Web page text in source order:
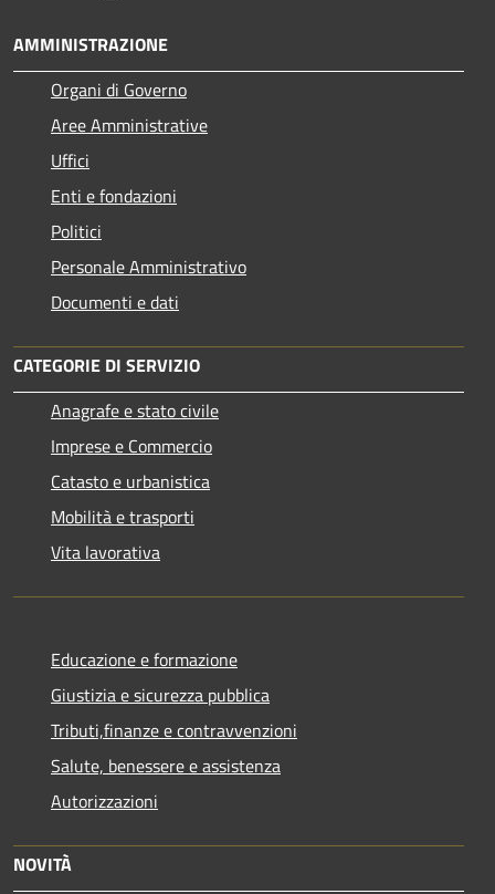
AMMINISTRAZIONE
Organi di Governo
Aree Amministrative
Uffici
Enti e fondazioni
Politici
Personale Amministrativo
Documenti e dati
CATEGORIE DI SERVIZIO
Anagrafe e stato civile
Imprese e Commercio
Catasto e urbanistica
Mobilità e trasporti
Vita lavorativa
Educazione e formazione
Giustizia e sicurezza pubblica
Tributi,finanze e contravvenzioni
Salute, benessere e assistenza
Autorizzazioni
NOVITÀ